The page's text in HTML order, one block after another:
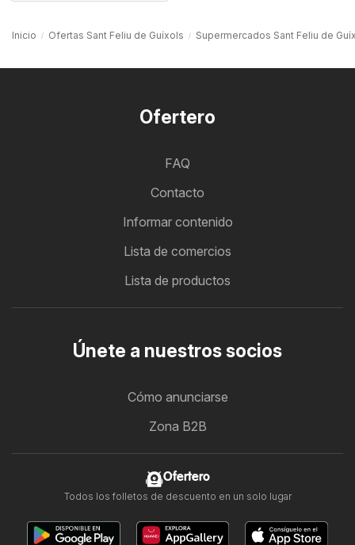
Inicio Ofertas Sant Feliu de Guíxols Supermercados Sant Feliu de
Ofertero
FAQ
Contacto
Informar contenido
Lista de comercios
Lista de productos
Únete a nuestros socios
Cómo anunciarse
Zona B2B
Ofertero
Todos los folletos de descuento en un solo lugar